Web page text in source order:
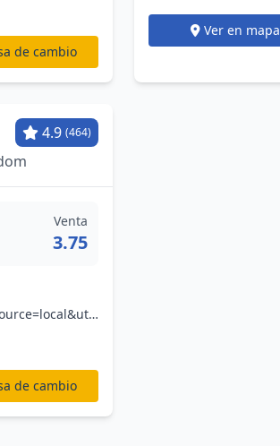
de cambio
Ver en mapa
4.9 (464)
Venta
3.75
www.no1currency.com/stores/brighton-currency-exchange/?utm_source=local&utm_medium=organic&utm_campaign=googlemybusiness&utm_content=brighton-ship-street
de cambio